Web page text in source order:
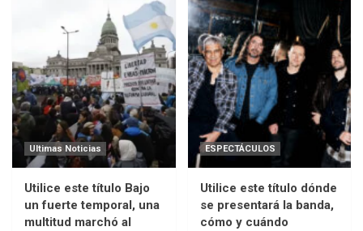
Ultimas Noticias
Utilice este título Bajo
un fuerte temporal, una
multitud marchó al
ESPECTÁCULOS
Utilice este título dónde
se presentará la banda,
cómo y cuándo